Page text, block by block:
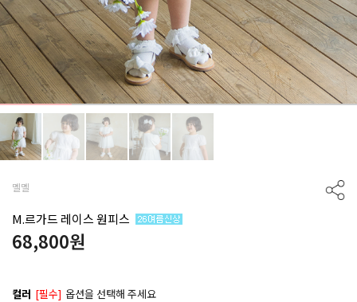
멜멜
M.르가드 레이스 원피스
68,800원
컬러 [필수] 옵션을 선택해 주세요